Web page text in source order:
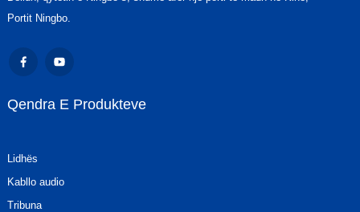
Portit Ningbo.
Qendra E Produkteve
Lidhës
Kabllo audio
Tribuna